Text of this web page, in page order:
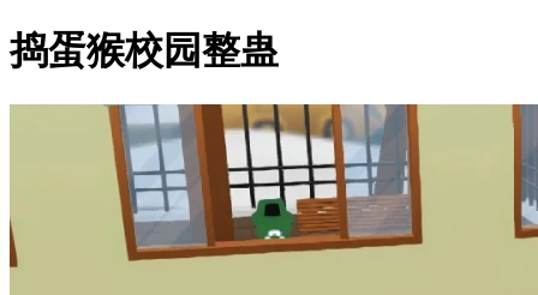
捣蛋猴校园整蛊